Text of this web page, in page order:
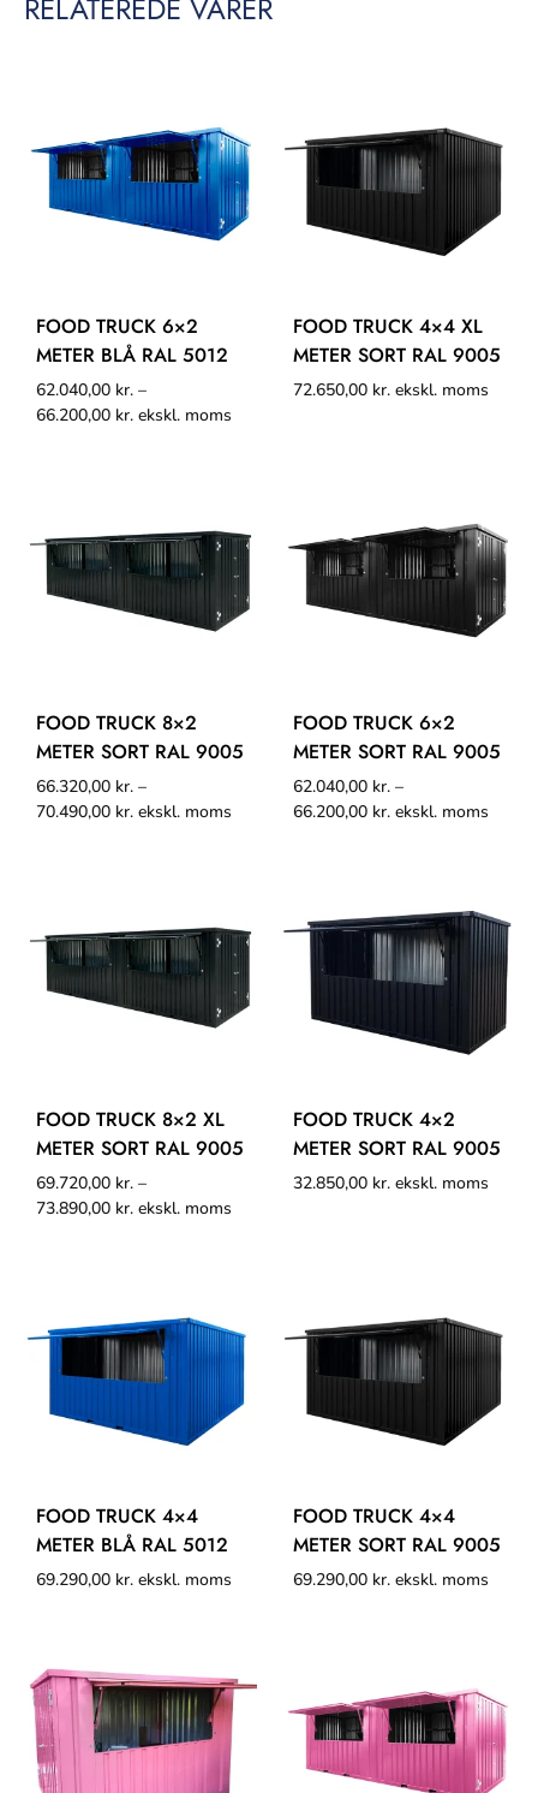
RELATEREDE VARER
FOOD TRUCK 6×2
METER BLÅ RAL 5012
62.040,00 kr. –
66.200,00 kr. ekskl. moms
FOOD TRUCK 4×4 XL
METER SORT RAL 9005
72.650,00 kr. ekskl. moms
FOOD TRUCK 8×2
METER SORT RAL 9005
66.320,00 kr. –
70.490,00 kr. ekskl. moms
FOOD TRUCK 6×2
METER SORT RAL 9005
62.040,00 kr. –
66.200,00 kr. ekskl. moms
FOOD TRUCK 8×2 XL
METER SORT RAL 9005
69.720,00 kr. –
73.890,00 kr. ekskl. moms
FOOD TRUCK 4×2
METER SORT RAL 9005
32.850,00 kr. ekskl. moms
FOOD TRUCK 4×4
METER BLÅ RAL 5012
69.290,00 kr. ekskl. moms
FOOD TRUCK 4×4
METER SORT RAL 9005
69.290,00 kr. ekskl. moms